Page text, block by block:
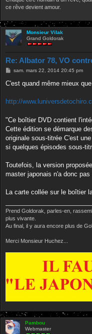
ce rêve devient amour.
Monsieur Vilak
Grand Goldorak
Re: Albator 78, VO
M
s
g
e
sam. mars 22, 2014 20:45 pm
C'est quand même mieux que
http://
"Ce boîtier DVD contient
Cette édition se démarque
originale sous-titrée C'est
si quelques épisodes sous-
Toutefois, la version
master japonais n'a donc
La carte collée sur le boîtier
Prend Goldorak, parles-en,
plus vivante.
Au final, il y aura encore plus de
Merci Monsieur Huchez...
Pambou
Webmaster